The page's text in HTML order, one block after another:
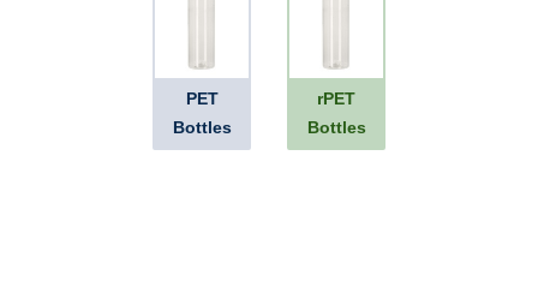
PET
Bottles
rPET
Bottles